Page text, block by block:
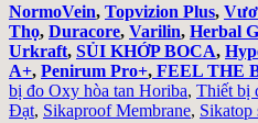
NormoVein, Topvizion Plus,
Thọ, Duracore, Varilin, Herbal
Urkraft, SỦI KHỚP BOCA,
A+, Penirum Pro+, FEEL THE
bị đo Oxy hòa tan Horiba, Thiết bị
Đạt, Sikaproof Membrane, Sikatop